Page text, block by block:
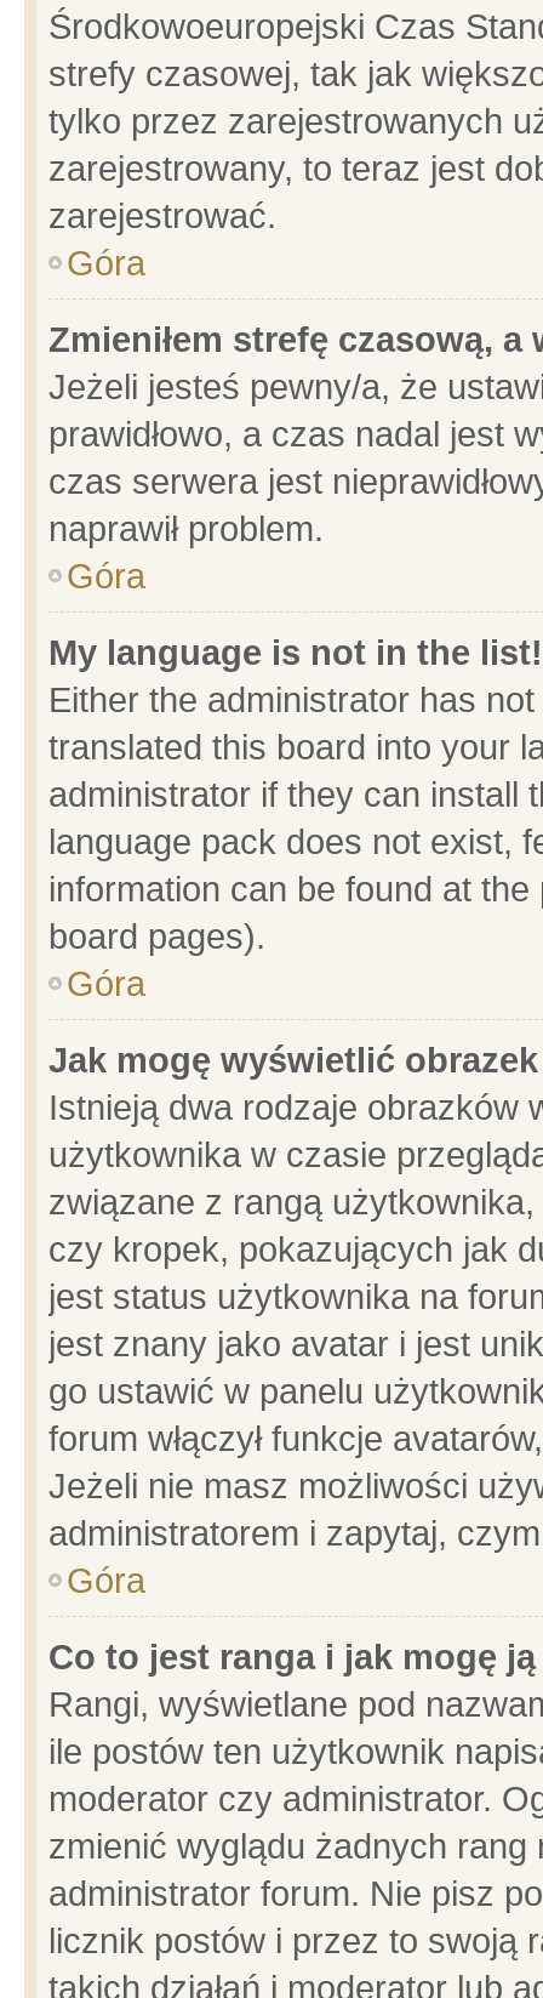
Środkowoeuropejski Czas
strefy czasowej, tak jak
tylko przez zarejestrowanych
zarejestrowany, to teraz jest
zarejestrować.
Góra
Zmieniłem strefę czasową,
Jeżeli jesteś pewny/a, że
prawidłowo, a czas nadal jest
czas serwera jest
naprawił problem.
Góra
My language is not in the list!
Either the administrator has
translated this board into your
administrator if they can install
language pack does not exist,
information can be found at
board pages).
Góra
Jak mogę wyświetlić
Istnieją dwa rodzaje obrazków
użytkownika w czasie
związane z rangą
czy kropek, pokazujących jak
jest status użytkownika na
jest znany jako avatar i jest
go ustawić w panelu
forum włączył funkcje
Jeżeli nie masz możliwości
administratorem i zapytaj,
Góra
Co to jest ranga i jak mogę
Rangi, wyświetlane pod
ile postów ten użytkownik
moderator czy administrator.
zmienić wyglądu żadnych
administrator forum. Nie pisz
licznik postów i przez to swoją
takich działań i moderator lub